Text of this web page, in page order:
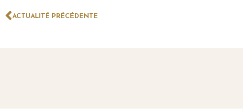
ACTUALITÉ PRÉCÉDENTE